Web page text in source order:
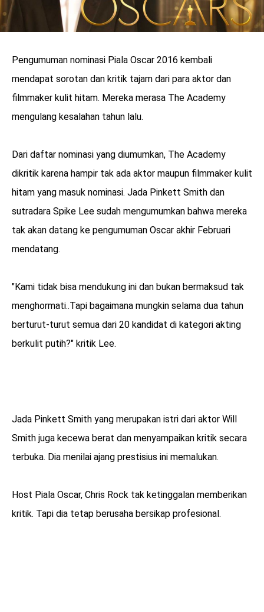
Pengumuman nominasi Piala Oscar 2016 kembali
mendapat sorotan dan kritik tajam dari para aktor dan
filmmaker kulit hitam. Mereka merasa The Academy
mengulang kesalahan tahun lalu.
Dari daftar nominasi yang diumumkan, The Academy
dikritik karena hampir tak ada aktor maupun filmmaker kulit
hitam yang masuk nominasi. Jada Pinkett Smith dan
sutradara Spike Lee sudah mengumumkan bahwa mereka
tak akan datang ke pengumuman Oscar akhir Februari
mendatang.
"Kami tidak bisa mendukung ini dan bukan bermaksud tak
menghormati..Tapi bagaimana mungkin selama dua tahun
berturut-turut semua dari 20 kandidat di kategori akting
berkulit putih?" kritik Lee.
Jada Pinkett Smith yang merupakan istri dari aktor Will
Smith juga kecewa berat dan menyampaikan kritik secara
terbuka. Dia menilai ajang prestisius ini memalukan.
Host Piala Oscar, Chris Rock tak ketinggalan memberikan
kritik. Tapi dia tetap berusaha bersikap profesional.